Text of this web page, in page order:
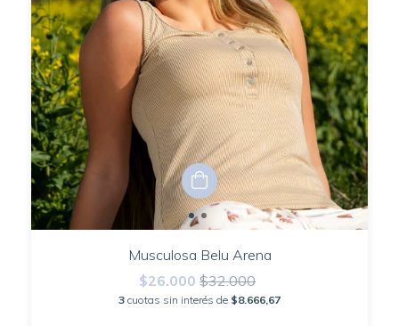
Musculosa Belu Arena
$26.000 $32.000
3 cuotas sin interés de $8.666,67